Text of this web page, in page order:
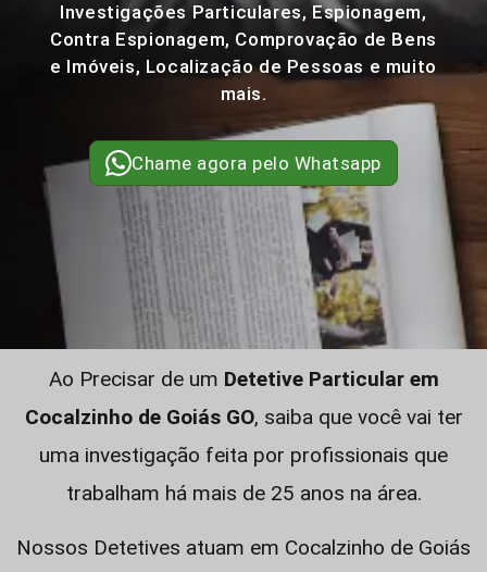
Investigações Particulares, Espionagem,
Contra Espionagem, Comprovação de Bens
e Imóveis, Localização de Pessoas e muito
mais.
Chame agora pelo Whatsapp
Ao Precisar de um Detetive Particular em
Cocalzinho de Goiás GO, saiba que você vai ter
uma investigação feita por profissionais que
trabalham há mais de 25 anos na área.
Nossos Detetives atuam em Cocalzinho de Goiás